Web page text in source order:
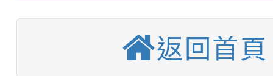
堆高機販售(全新/中古)
重型架販售可客製化
返回首頁